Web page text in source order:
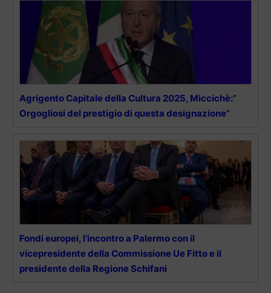
Agrigento Capitale della Cultura 2025, Miccichè:”
Orgogliosi del prestigio di questa designazione”
Fondi europei, l’incontro a Palermo con il
vicepresidente della Commissione Ue Fitto e il
presidente della Regione Schifani